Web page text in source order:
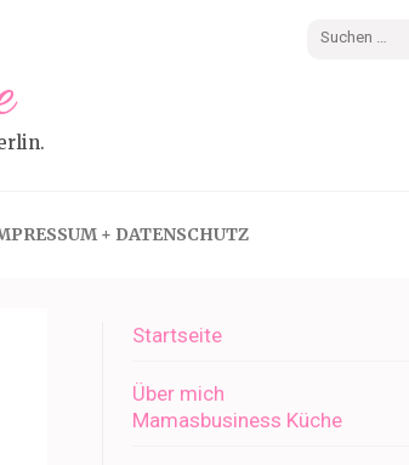
+ DATENSCHUTZ
Startseite
Über mich
Mamasbusiness Küche